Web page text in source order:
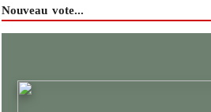
Nouveau vote...